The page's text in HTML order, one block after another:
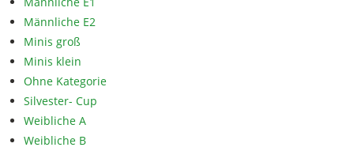
Männliche E2
Minis groß
Minis klein
Ohne Kategorie
Silvester- Cup
Weibliche A
Weibliche B